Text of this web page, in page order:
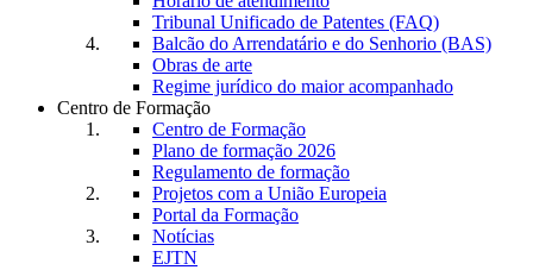
Tribunal Unificado de Patentes (FAQ)
Balcão do Arrendatário e do Senhorio (BAS)
Obras de arte
Regime jurídico do maior acompanhado
Centro de Formação
Centro de Formação
Plano de formação 2026
Regulamento de formação
Projetos com a União Europeia
Portal da Formação
Notícias
EJTN